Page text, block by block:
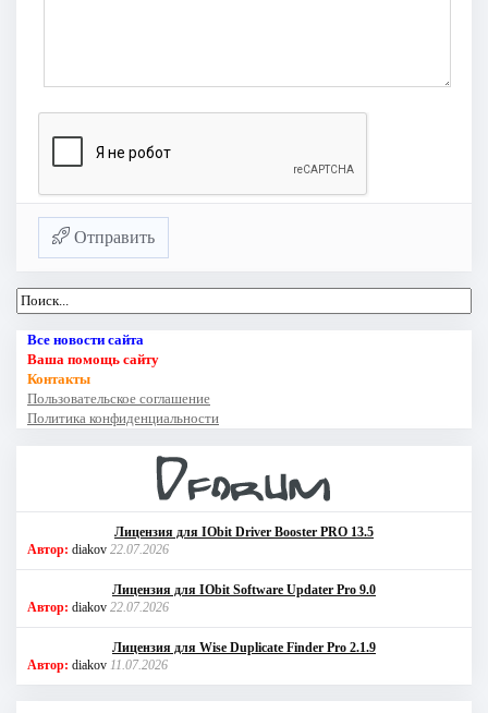
Отправить
Все новости сайта
Ваша помощь сайту
Контакты
Пользовательское соглашение
Политика конфиденциальности
Лицензия для IObit Driver Booster PRO 13.5
Автор: diakov 22.07.2026
Лицензия для IObit Software Updater Pro 9.0
Автор: diakov 22.07.2026
Лицензия для Wise Duplicate Finder Pro 2.1.9
Автор: diakov 11.07.2026